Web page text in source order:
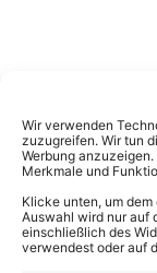
Wir verwenden
zuzugreifen. Wir tun
Werbung
Merkmale und
Klicke unten, um
Auswahl wird nur auf
einschließlich des
verwendest oder auf
Das